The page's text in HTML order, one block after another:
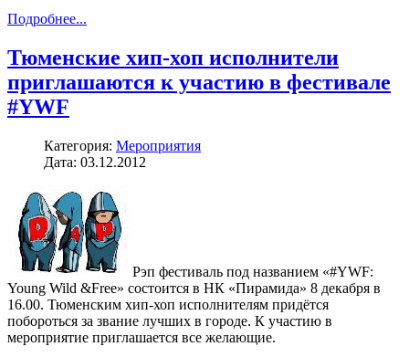
Подробнее...
Тюменские хип-хоп исполнители
приглашаются к участию в фестивале
#YWF
Категория: Мероприятия
Дата: 03.12.2012
Рэп фестиваль под названием «#YWF:
Young Wild &Free» состоится в НК «Пирамида» 8 декабря в
16.00. Тюменским хип-хоп исполнителям придётся
побороться за звание лучших в городе. К участию в
мероприятие приглашается все желающие.